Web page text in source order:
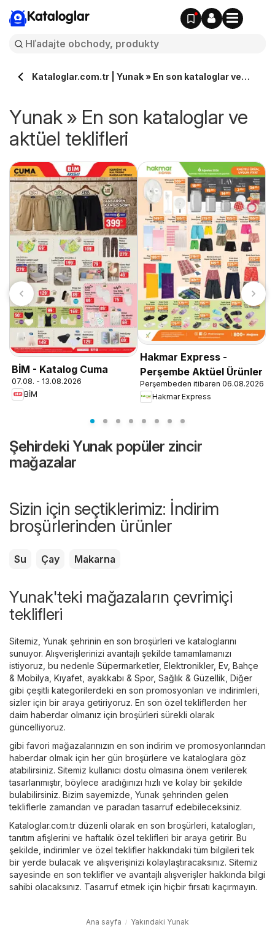
Kataloglar
Kataloglar.com.tr | Yunak » En son kataloglar ve
Yunak » En son kataloglar ve
aktüel teklifleri
BİM - Katalog Cuma
07.08. - 13.08.2026
BİM
Hakmar Express -
Perşembe Aktüel Ürünler
Perşembeden itibaren 06.08.2026
Hakmar Express
Şehirdeki Yunak popüler zincir
mağazalar
Sizin için seçtiklerimiz: İndirim
broşürlerinden ürünler
Su Çay Makarna
Yunak'teki mağazaların çevrimiçi
teklifleri
Sitemiz, Yunak şehrinin en son broşürleri ve kataloglarını
sunuyor. Alışverişlerinizi avantajlı şekilde tamamlamanızı
istiyoruz, bu nedenle Süpermarketler, Elektronikler, Ev, Bahçe
& Mobilya Kıyafet, ayakkabı & Spor, Sağlık & Güzellik Diğer
gibi çeşitli kategorilerdeki en son promosyonları ve indirimleri,
sizler için bir araya getiriyoruz. En son özel tekliflerden her
daim haberdar olmanız için broşürleri sürekli olarak
güncelliyoruz.
gibi favori mağazalarınızın en son indirim ve promosyonlarından
haberdar olmak için her gün broşürlere ve kataloglara göz
atabilirsiniz. Sitemiz kullanıcı dostu olmasına önem verilerek
tasarlanmıştır, böylece aradığınızı hızlı ve kolay bir şekilde
bulabilirsiniz. Bizim sayemizde, Yunak şehrinden gelen
tekliflerle zamandan ve paradan tasarruf edebileceksiniz.
Kataloglar.com.tr düzenli olarak en son broşürleri, katalogları,
tanıtım afişlerini ve haftalık özel teklifleri bir araya getirir. Bu
şekilde, indirimler ve özel teklifler hakkındaki tüm bilgileri tek
bir yerde bulacak ve alışverişinizi kolaylaştıracaksınız. Sitemiz
sayesinde en son teklifler ve avantajlı alışverişler hakkında bilgi
sahibi olacaksınız. Tasarruf etmek için hiçbir fırsatı kaçırmayın.
Ana sayfa Yakındaki Yunak